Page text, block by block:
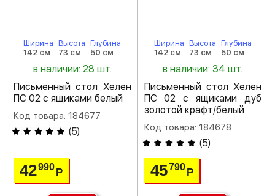
Ширина
142 см
Высота
73 см
Глубина
50 см
в наличии: 28 шт.
Письменный стол Хелен
ПС 02 с ящиками белый
Код товара: 184677
(5)
42990Р
Ширина
142 см
Высота
73 см
Глубина
50 см
в наличии: 34 шт.
Письменный стол Хелен
ПС 02 с ящиками дуб
золотой крафт/белый
Код товара: 184678
(5)
45790 Р